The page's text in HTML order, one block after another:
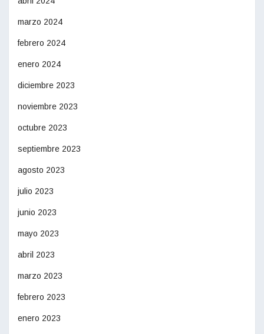
marzo 2024
febrero 2024
enero 2024
diciembre 2023
noviembre 2023
octubre 2023
septiembre 2023
agosto 2023
julio 2023
junio 2023
mayo 2023
abril 2023
marzo 2023
febrero 2023
enero 2023